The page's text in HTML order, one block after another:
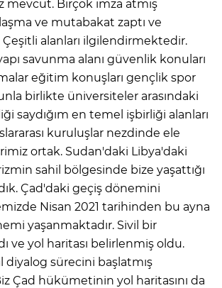
mevcut. Birçok imza atmış
ve mutabakat zaptı ve
Çeşitli alanları ilgilendirmektedir.
savunma alanı güvenlik konuları
eğitim konuşları gençlik spor
birlikte üniversiteler arasındaki
saydığım en temel işbirliği alanları
kuruluşlar nezdinde ele
ortak. Sudan'daki Libya'daki
sahil bölgesinde bize yaşattığı
Çad'daki geçiş dönemini
Nisan 2021 tarihinden bu ayna
yaşanmaktadır. Sivil bir
ve yol haritası belirlenmiş oldu.
diyalog sürecini başlatmış
Çad hükümetinin yol haritasını da